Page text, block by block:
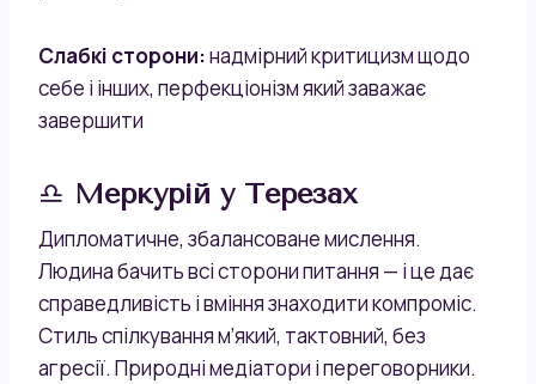
Слабкі сторони:надмірний критицизм щодо
себе і інших, перфекціонізм який заважає
завершити
♎ Меркурій у Терезах
Дипломатичне, збалансоване мислення.
Людина бачить всі сторони питання — і це дає
справедливість і вміння знаходити компроміс.
Стиль спілкування м’який, тактовний, без
агресії. Природні медіатори і переговорники.